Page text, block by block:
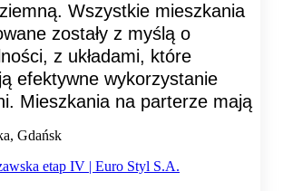
Wszystkie mieszkania
zostały z myślą o
z układami, które
efektywne wykorzystanie
Mieszkania na parterze mają
Gdańsk
etap IV | Euro Styl S.A.